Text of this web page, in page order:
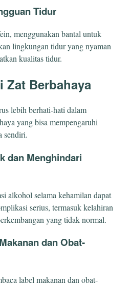
Tidur
menggunakan bantal untuk
lingkungan tidur yang nyaman
kualitas tidur.
Zat Berbahaya
lebih berhati-hati dalam
yang bisa mempengaruhi
sendiri.
dan Menghindari
alkohol selama kehamilan dapat
serius, termasuk kelahiran
yang tidak normal.
dan Obat-
label makanan dan obat-